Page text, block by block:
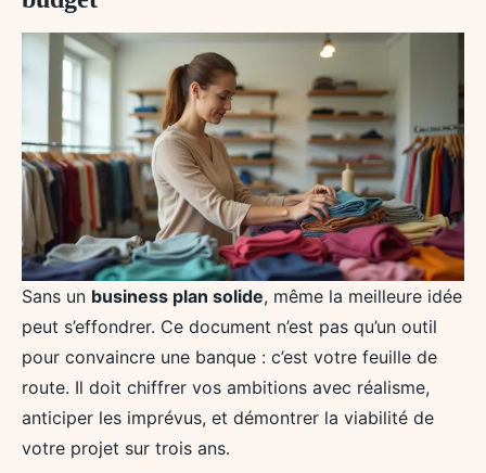
Sans un business plan solide, même la meilleure idée
peut s’effondrer. Ce document n’est pas qu’un outil
pour convaincre une banque : c’est votre feuille de
route. Il doit chiffrer vos ambitions avec réalisme,
anticiper les imprévus, et démontrer la viabilité de
votre projet sur trois ans.